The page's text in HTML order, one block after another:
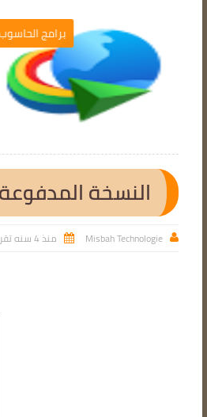
برامج الحاسوب
النسخة

Misbah Technologie
 منذ 4 سنه تقريبا